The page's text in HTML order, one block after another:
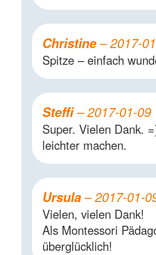
Christine– 2017-
Spitze – einfach
Steffi– 2017-01-09
Super. Vielen Dank.
leichter machen.
Ursula– 2017-01-
Vielen, vielen Dank!
Als Montessori
überglücklich!